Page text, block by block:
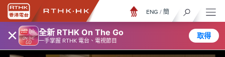
× 全新 RTHK On The Go
一手掌握 RTHK 電台、電視節目
取得
ENG / 簡